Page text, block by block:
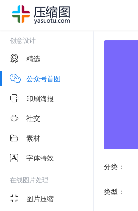
创意设计
精选
公众号首图
印刷海报
社交
素材
字体特效
在线图片处理
图片压缩
分类：
类型：